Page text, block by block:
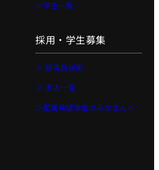
＞学生一覧
採用・学生募集
＞ 研究員採用
＞ 求人一覧
＞配属希望学生のみなさんへ